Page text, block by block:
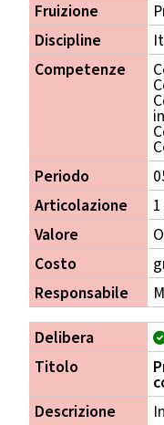
Fruizione
Discipline
Competenze
Periodo
Articolazione
Valore
Costo
Responsabile
Delibera
Titolo
Descrizione